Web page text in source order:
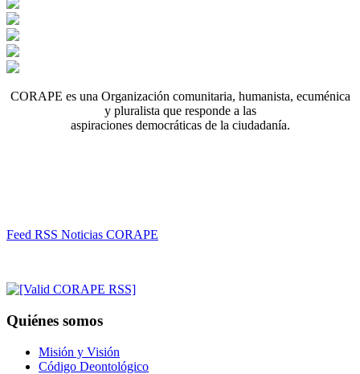
CORAPE es una Organización comunitaria, humanista, ecuménica
y pluralista que responde a las
aspiraciones democráticas de la ciudadanía.
Feed RSS Noticias CORAPE
Quiénes somos
Misión y Visión
Código Deontológico